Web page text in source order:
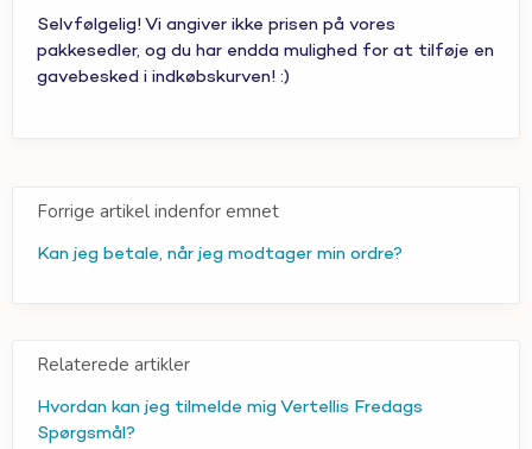
Selvfølgelig! Vi angiver ikke prisen på vores
pakkesedler, og du har endda mulighed for at tilføje en
gavebesked i indkøbskurven! :)
Forrige artikel indenfor emnet
Kan jeg betale, når jeg modtager min ordre?
Relaterede artikler
Hvordan kan jeg tilmelde mig Vertellis Fredags
Spørgsmål?